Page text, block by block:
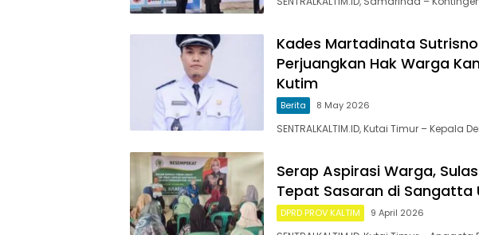
Kades Martadinata
Perjuangkan Hak Warga
Kutim
Berita 8 May 2026
SENTRALKALTIM.ID, Kutai Timur – Kepala
Serap Aspirasi Warga,
Tepat Sasaran di Sangatta
DPRD PROV KALTIM 9 April 2026